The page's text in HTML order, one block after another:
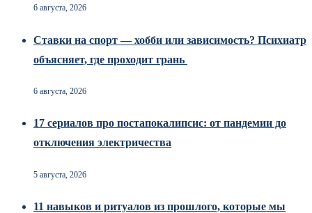
6 августа, 2026
Ставки на спорт — хобби или зависимость? Психиатр
объясняет, где проходит грань
6 августа, 2026
17 сериалов про постапокалипсис: от пандемии до
отключения электричества
5 августа, 2026
11 навыков и ритуалов из прошлого, которые мы